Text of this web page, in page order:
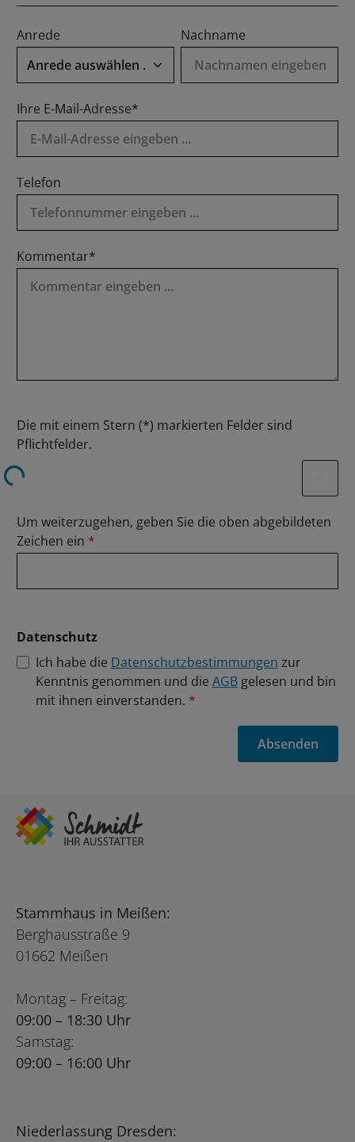
Anrede Nachname
Ihre E-Mail-Adresse*
Telefon
Kommentar*
Die mit einem Stern (*) markierten Felder sind
Pflichtfelder.
Loading...
Um weiterzugehen, geben Sie die oben abgebildeten
Zeichen ein *
Datenschutz
Ich habe die Datenschutzbestimmungen zur
Kenntnis genommen und die AGB gelesen und bin
mit ihnen einverstanden. *
Absenden
Stammhaus in Meißen:
Berghausstraße 9
01662 Meißen
Montag – Freitag:
09:00 – 18:30 Uhr
Samstag:
09:00 – 16:00 Uhr
Niederlassung Dresden: